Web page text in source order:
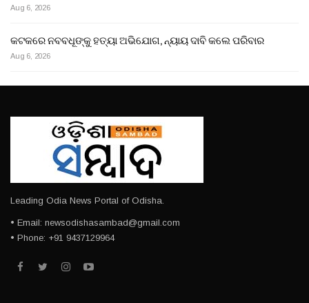
Aug 6, 2026
କଟକରେ ନବବଧୂଙ୍କୁ ହତ୍ୟା ଅଭିଯୋଗ, ନ୍ୟାୟ ଦାବି କଲେ ପରିବାର
Aug 6, 2026
Leading Odia News Portal of Odisha.
• Email: newsodishasambad@gmail.com
• Phone: +91 9437129964